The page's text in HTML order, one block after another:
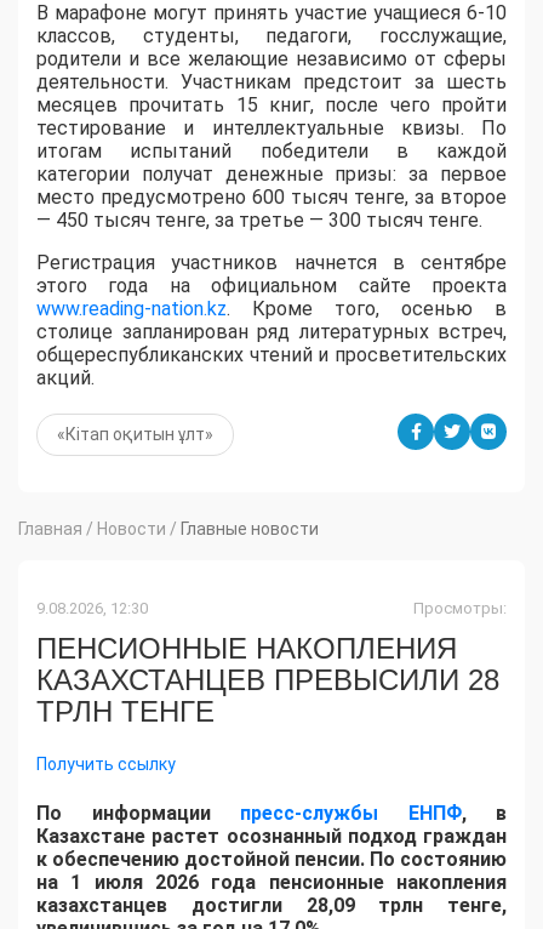
В марафоне могут принять участие учащиеся 6-10
классов, студенты, педагоги, госслужащие,
родители и все желающие независимо от сферы
деятельности. Участникам предстоит за шесть
месяцев прочитать 15 книг, после чего пройти
тестирование и интеллектуальные квизы. По
итогам испытаний победители в каждой
категории получат денежные призы: за первое
место предусмотрено 600 тысяч тенге, за второе
— 450 тысяч тенге, за третье — 300 тысяч тенге.
Регистрация участников начнется в сентябре
этого года на официальном сайте проекта
www.reading-nation.kz. Кроме того, осенью в
столице запланирован ряд литературных встреч,
общереспубликанских чтений и просветительских
акций.
«Кітап оқитын ұлт»
Главная / Новости / Главные новости
9.08.2026, 12:30 Просмотры:
ПЕНСИОННЫЕ НАКОПЛЕНИЯ
КАЗАХСТАНЦЕВ ПРЕВЫСИЛИ 28
ТРЛН ТЕНГЕ
Получить ссылку
По информации пресс-службы ЕНПФ, в
Казахстане растет осознанный подход граждан
к обеспечению достойной пенсии. По состоянию
на 1 июля 2026 года пенсионные накопления
казахстанцев достигли 28,09 трлн тенге,